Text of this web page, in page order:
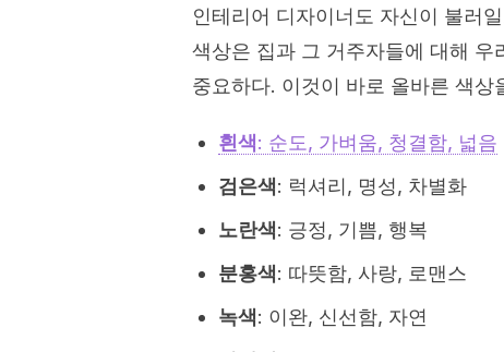
인테리어 디자이너도 자신이 불러
색상은 집과 그 거주자들에 대해 우
중요하다. 이것이 바로 올바른 색
흰색: 순도, 가벼움, 청결함, 넓음
검은색: 럭셔리, 명성, 차별화
노란색: 긍정, 기쁨, 행복
분홍색: 따뜻함, 사랑, 로맨스
녹색: 이완, 신선함, 자연